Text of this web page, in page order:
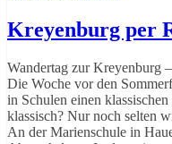
Kreyenburg per
Wandertag zur Kreyenburg
Die Woche vor den
in Schulen einen
klassisch? Nur noch selten
An der Marienschule in